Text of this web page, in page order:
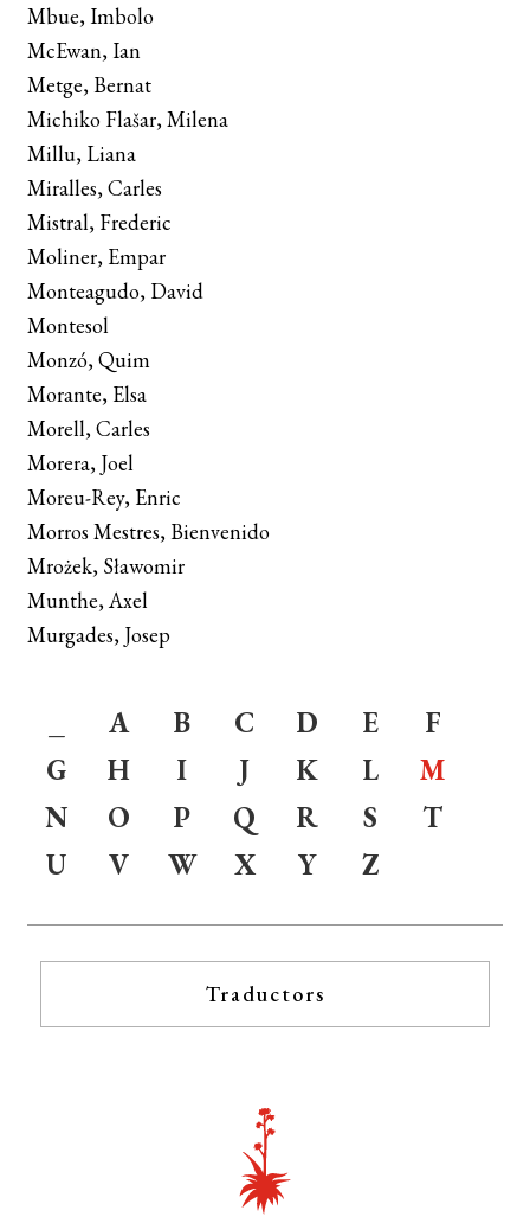
Mbue, Imbolo
McEwan, Ian
Metge, Bernat
Michiko Flašar, Milena
Millu, Liana
Miralles, Carles
Mistral, Frederic
Moliner, Empar
Monteagudo, David
Montesol
Monzó, Quim
Morante, Elsa
Morell, Carles
Morera, Joel
Moreu-Rey, Enric
Morros Mestres, Bienvenido
Mrożek, Sławomir
Munthe, Axel
Murgades, Josep
A B C D E
F
G
H I J K L
M
N
O P Q R S
T
U
V W X Y Z
Traductors